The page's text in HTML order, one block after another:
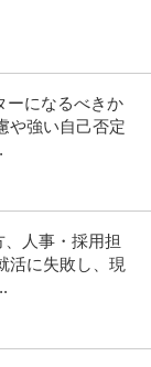
ーになるべきか
や強い自己否定
人事・採用担
活に失敗し、現